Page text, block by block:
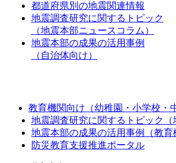
都道府県別の地震関連情報
地震調査研究に関するトピック
（地震本部ニュースコラム）
地震本部の成果の活用事例
（自治体向け）
教育機関向け（幼稚園・小学校・
地震調査研究に関するトピック
地震本部の成果の活用事例（教育
防災教育支援推進ポータル